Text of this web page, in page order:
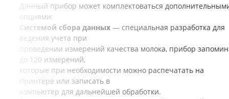
Данный прибор может комплектоваться
опциями:
Системой сбора данных — специальная разработка для
ведения учета при
проведении измерений качества молока, прибор
до 120 измерений,
которые при необходимости можно распечатать на
принтере или записать в
компьютер для дальнейшей обработки.